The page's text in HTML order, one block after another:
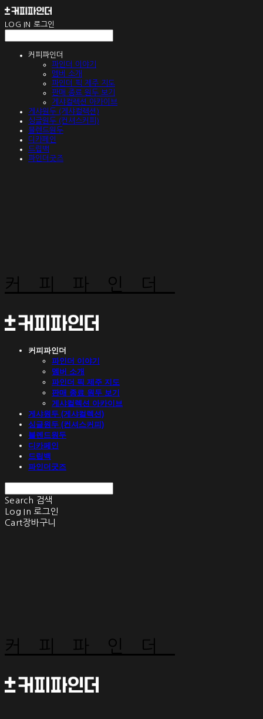
LOG IN 로그인
커피파인더
파인더 이야기
멤버 소개
파인더 픽 제주 지도
판매 종료 원두 보기
게샤컬렉션 아카이브
게샤원두 (게샤컬렉션)
싱글원두 (컨셔스커피)
블렌드원두
디카페인
드립백
파인더굿즈
커피파인더
커피파인더
파인더 이야기
멤버 소개
파인더 픽 제주 지도
판매 종료 원두 보기
게샤컬렉션 아카이브
게샤원두 (게샤컬렉션)
싱글원두 (컨셔스커피)
블렌드원두
디카페인
드립백
파인더굿즈
Search 검색
Log In 로그인
Cart장바구니
커피파인더